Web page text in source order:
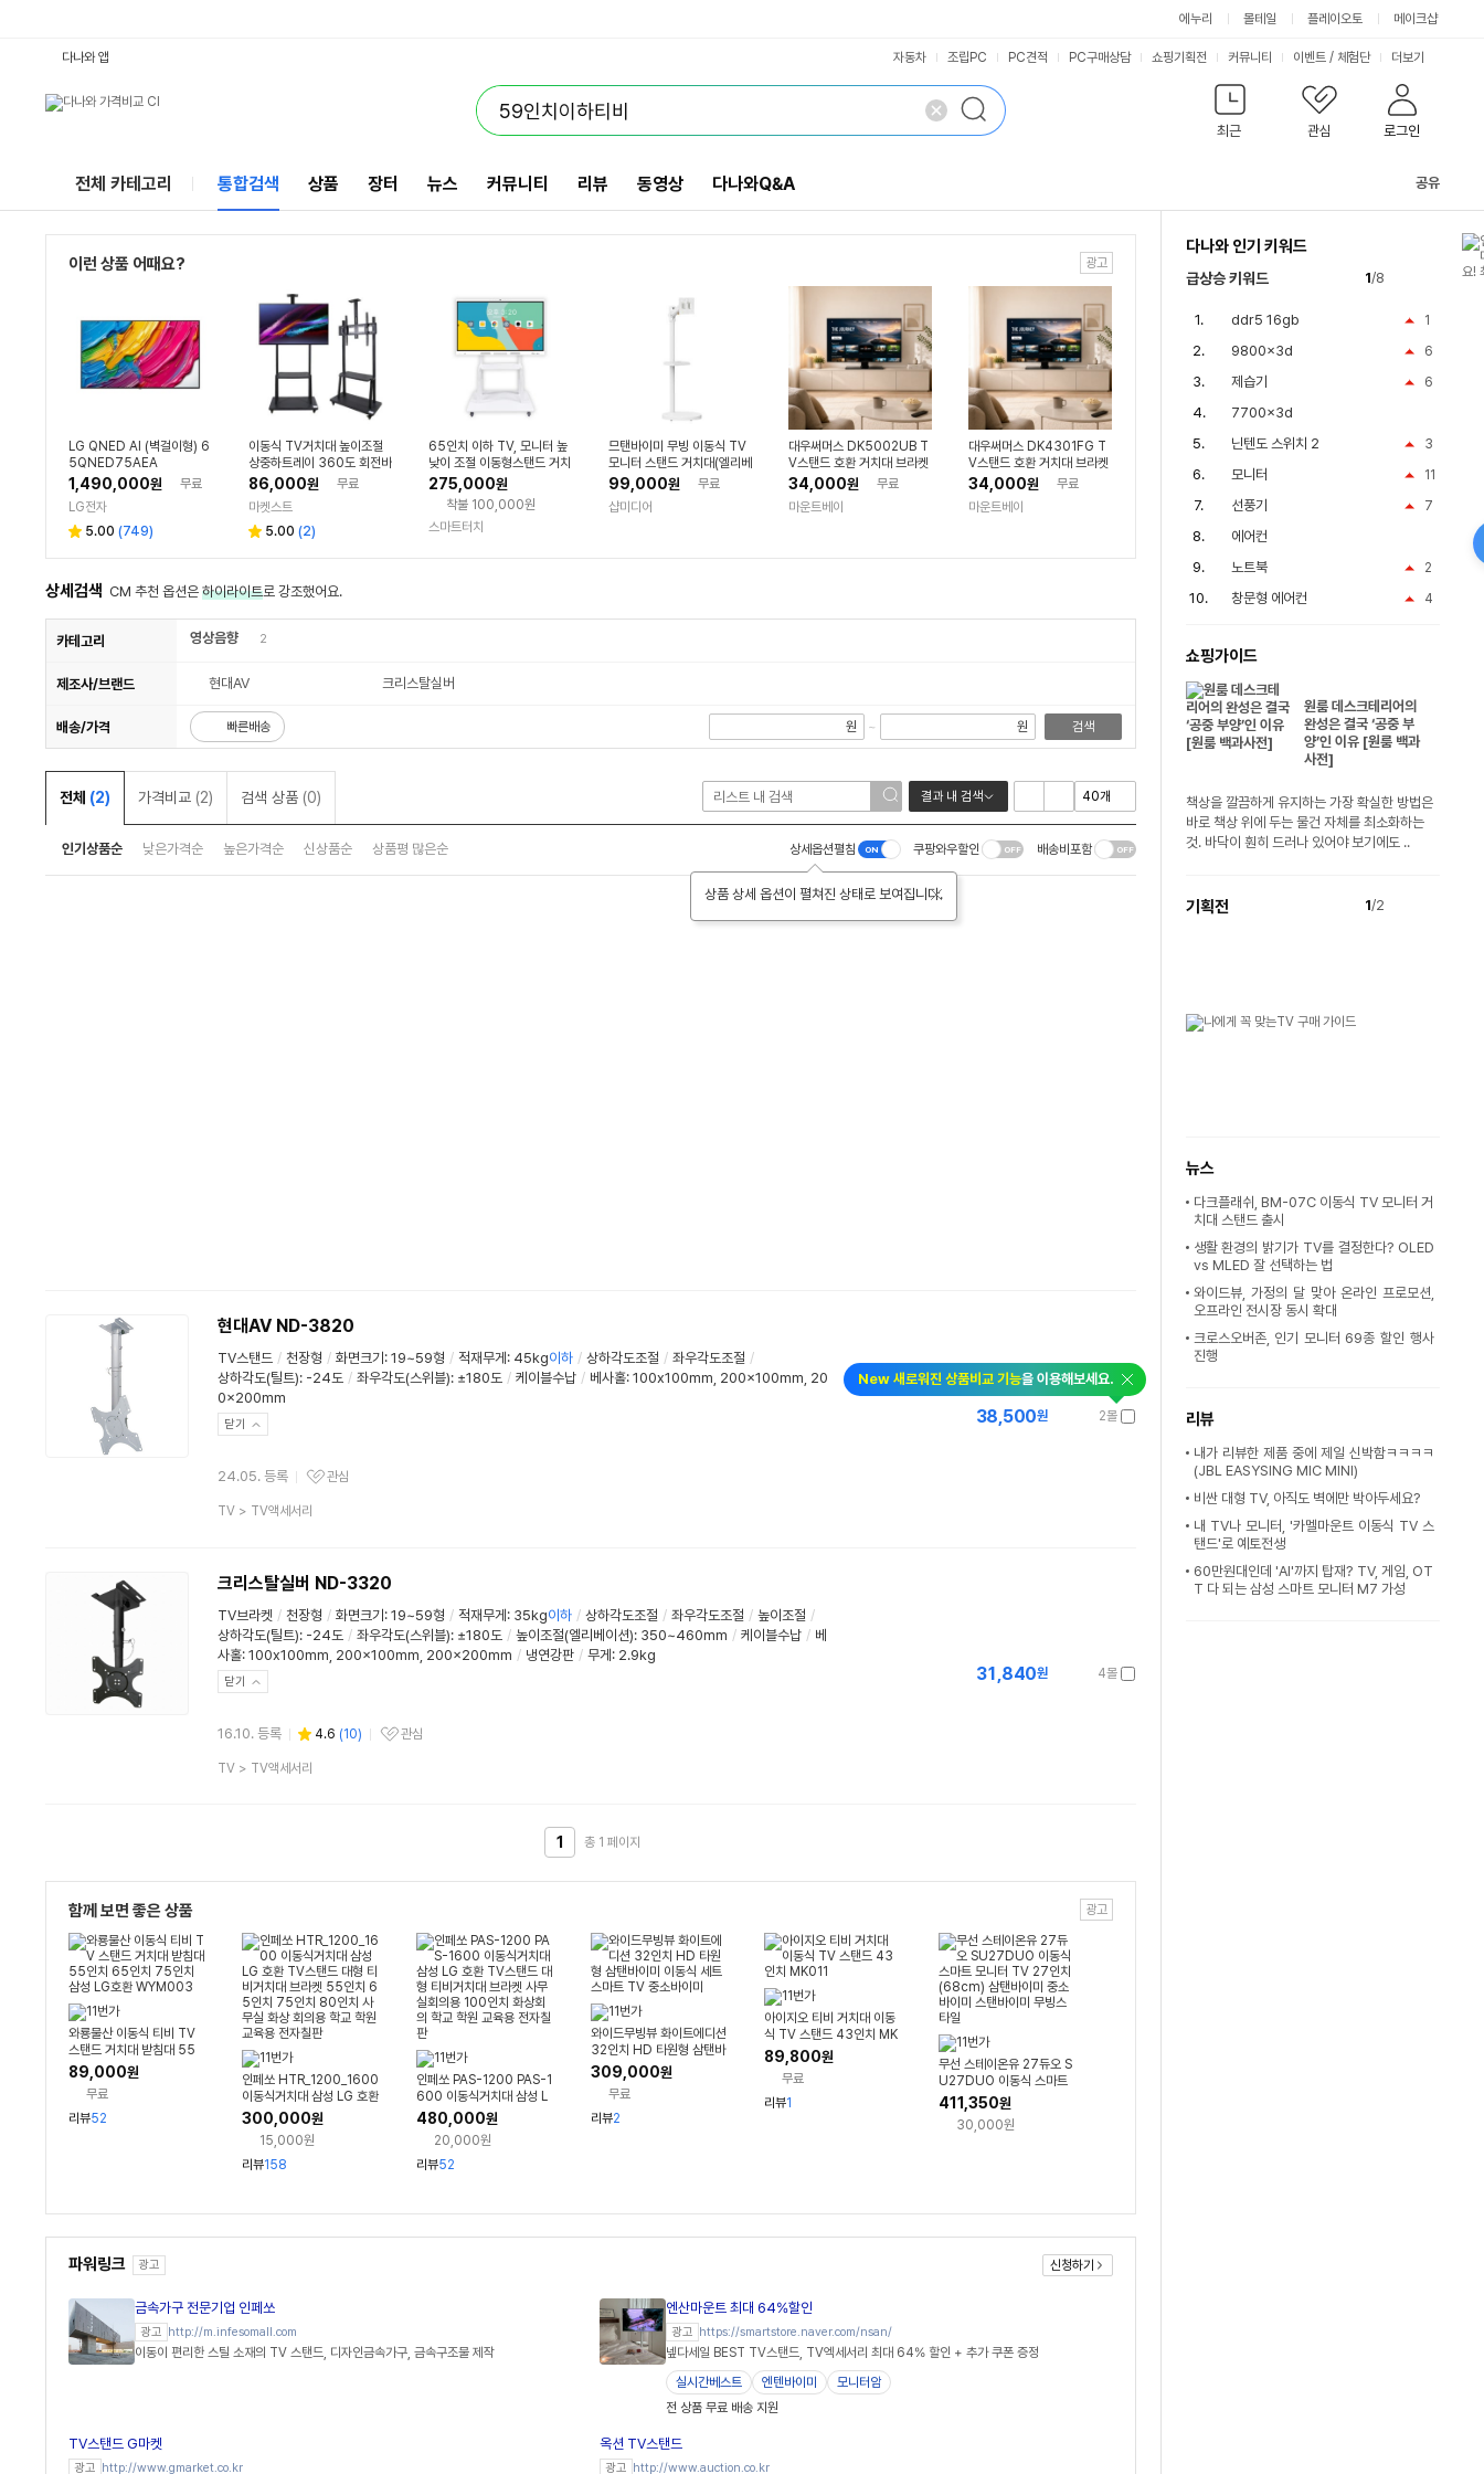
에누리 몰테일 플레이오토 메이크샵
최근 관심 로그인
다나와 앱 자동차 조립PC PC견적 PC구매상담 쇼핑기획전 커뮤니티 이벤트 / 체험단 더보기
전체 카테고리 통합검색 상품 장터 뉴스 커뮤니티 리뷰 동영상 다나와Q&A 공유
이런 상품 어때요?
LG QNED AI (벽걸이형) 6
5QNED75AEA
1,490,000원
무료
LG전자
5.00 (749)
이동식 TV거치대 높이조절
상중하트레이 360도 회전바
퀴 회사 학교 티비스탠드 GL
1700
86,000원
무료
마켓스트
5.00 (2)
65인치 이하 TV, 모니터 높
낮이 조절 이동형스탠드 거치
대 / S-H65(W)
275,000원
착불 100,000원
스마트터치
므탠바이미 무빙 이동식 TV
모니터 스탠드 거치대(엘리베
이션) FS57-22
99,000원
무료
샵미디어
대우써머스 DK5002UB T
V스탠드 호환 거치대 브라켓
34,000원
무료
마운트베이
대우써머스 DK4301FG T
V스탠드 호환 거치대 브라켓
34,000원
무료
마운트베이
상세검색 CM 추천 옵션은 하이라이트로 강조했어요.
카테고리 영상음향 2
제조사/브랜드 현대AV 크리스탈실버
배송/가격 빠른배송 원 ~ 원 검색
전체 (2) 가격비교 (2) 검색 상품 (0) 결과 내 검색
인기상품순 낮은가격순 높은가격순 신상품순 상품평 많은순 상세옵션펼침
상품 상세 옵션이 펼쳐진 상태로 보여집니다.
쿠팡와우할인 배송비포함
현대AV ND-3820
TV스탠드 / 천장형 / 화면크기: 19~59형 / 적재무게: 45kg이하 / 상하각도조절 / 좌우각도조절 /
상하각도(틸트): -24도 / 좌우각도(스위블): ±180도 / 케이블수납 / 베사홀: 100x100mm, 200x100mm, 20
0x200mm
닫기
24.05. 등록
관심상품
관심
상
TV> TV액세서리
New 새로워진 상품비교 기능을 이용해보세요.
2몰
38,500원
크리스탈실버 ND-3320
TV브라켓 / 천장형 / 화면크기: 19~59형 / 적재무게: 35kg이하 / 상하각도조절 / 좌우각도조절 / 높이조절 /
상하각도(틸트): -24도 / 좌우각도(스위블): ±180도 / 높이조절(엘리베이션): 350~460mm / 케이블수납 / 베
사홀: 100x100mm, 200x100mm, 200x200mm / 냉연강판 / 무게: 2.9kg
닫기
16.10. 등록 4.6 (10)
관심상품
관심
상
TV> TV액세서리
4몰
31,840원
1 총 1 페이지
함께 보면 좋은 상품 광고
와룡물산 이동식 티비 TV
스탠드 거치대 받침대 55
인치 65인치 75인치 삼성
LG호환 WYM003
89,000원
무료
리뷰52
인페쏘 HTR_1200_1600
이동식거치대 삼성 LG 호환
TV스탠드 대형 티비거치대
브라켓 55인치 65인치 7
5인치 80인치 사무실 화상
회의용 학교 학원 교육용 전
300,000원
15,000원
리뷰158
인페쏘 PAS-1200 PAS-1
600 이동식거치대 삼성 L
G 호환 TV스탠드 대형 티
비거치대 브라켓 사무실회
의용 100인치 화상회의 학
교 학원 교육용 전자칠판
480,000원
20,000원
리뷰52
와이드무빙뷰 화이트에디션
32인치 HD 타원형 삼탠바
이미 이동식 세트 스마트 T
V 중소바이미
309,000원
무료
리뷰2
아이지오 티비 거치대 이동
식 TV 스탠드 43인치 MK
011
89,800원
무료
리뷰1
무선 스테이온유 27듀오 S
U27DUO 이동식 스마트
모니터 TV 27인치(68c
m) 삼탠바이미 중소바이미
스탠바이미 무빙스타일
411,350원
30,000원
파워링크 광고 신청하기
금속가구 전문기업 인페쏘
광고 http://m.infesomall.com
이동이 편리한 스틸 소재의 TV 스탠드, 디자인금속가구, 금속구조물 제작
엔산마운트 최대 64%할인
광고 https://smartstore.naver.com/nsan/
넾다세일 BEST TV스탠드, TV엑세서리 최대 64% 할인 + 추가 쿠폰 증정
실시간베스트
엔텐바이미
모니터암
전 상품 무료 배송 지원
TV스탠드 G마켓
광고 http://www.gmarket.co.kr
옥션 TV스탠드
광고 http://www.auction.co.kr
다나와 인기 키워드
급상승 키워드 1/8
1
ddr5 16gb
6
9800x3d
6
제습기
7700x3d
3
닌텐도 스위치 2
11
모니터
7
선풍기
에어컨
2
노트북
4
창문형 에어컨
쇼핑가이드
원룸 데스크테리어의
완성은 결국 ‘공중 부
양’인 이유 [원룸 백과
사전]
책상을 깔끔하게 유지하는 가장 확실한 방법은
바로 책상 위에 두는 물건 자체를 최소화하는
것. 바닥이 훤히 드러나 있어야 보기에도 ..
기획전 1/2
뉴스
다크플래쉬, BM-07C 이동식 TV 모니터 거
치대 스탠드 출시
생활 환경의 밝기가 TV를 결정한다? OLED
vs MLED 잘 선택하는 법
와이드뷰, 가정의 달 맞아 온라인 프로모션,
오프라인 전시장 동시 확대
크로스오버존, 인기 모니터 69종 할인 행사
진행
리뷰
내가 리뷰한 제품 중에 제일 신박함ㅋㅋㅋㅋ
(JBL EASYSING MIC MINI)
비싼 대형 TV, 아직도 벽에만 박아두세요?
내 TV나 모니터, '카멜마운트 이동식 TV 스
탠드'로 예토전생
60만원대인데 'AI'까지 탑재? TV, 게임, OT
T 다 되는 삼성 스마트 모니터 M7 가성